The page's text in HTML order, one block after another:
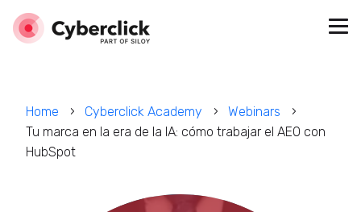
Home Cyberclick Academy
Webinars
Tu marca en la era de la IA: cómo trabajar el AEO con
HubSpot